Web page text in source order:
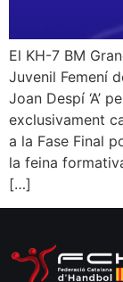
El KH-7 BM
Juvenil Femení
Joan Despí ‘A’
exclusivament
a la Fase Final
la feina
[…]